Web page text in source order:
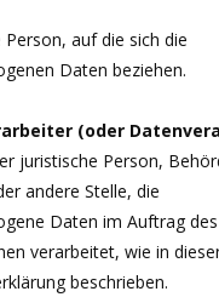
auf die sich die
Daten beziehen.
(oder
juristische Person,
andere Stelle, die
Daten im Auftrag des
verarbeitet, wie in
beschrieben.